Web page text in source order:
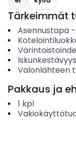
Tärkeimmät
Asennustapa-
Valonlähteen
Pakkaus ja
1 kpl